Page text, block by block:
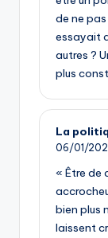
de ne
essayait
autres ?
plus
La
06/01/
« Être de
bien plus
laissent